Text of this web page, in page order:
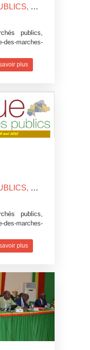
REVUE DES MARCHES PUBLICS, N°4135
publics,
des-marches-
plus
REVUE DES MARCHES PUBLICS, N°4135
publics,
des-marches-
plus